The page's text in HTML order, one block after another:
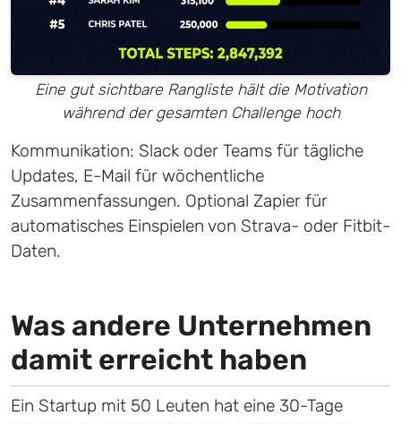
Eine gut sichtbare Rangliste hält die Motivation
während der gesamten Challenge hoch
Kommunikation: Slack oder Teams für tägliche
Updates, E-Mail für wöchentliche
Zusammenfassungen. Optional Zapier für
automatisches Einspielen von Strava- oder Fitbit-
Daten.
Was andere Unternehmen
damit erreicht haben
Ein Startup mit 50 Leuten hat eine 30-Tage